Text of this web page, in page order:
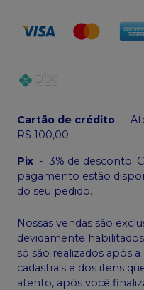
Cartão de crédito -
R$ 100,00.
Pix - 3% de desconto.
pagamento estão
do seu pedido.
Nossas vendas são
devidamente
só são realizados após
cadastrais e dos itens
atento, após você